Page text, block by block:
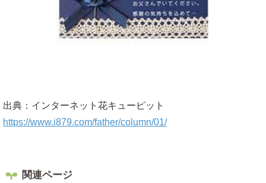
出典：インターネット花キューピット
https://www.i879.com/father/column/01/
関連ページ